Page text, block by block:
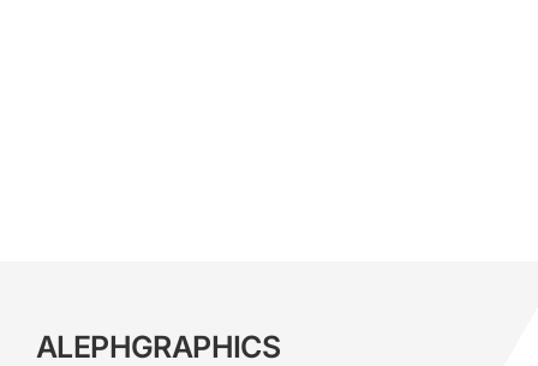
ALEPHGRAPHICS